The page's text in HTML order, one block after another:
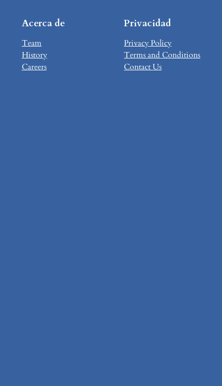
Acerca de
Team
History
Careers
Privacidad
Privacy Policy
Terms and Conditions
Contact Us